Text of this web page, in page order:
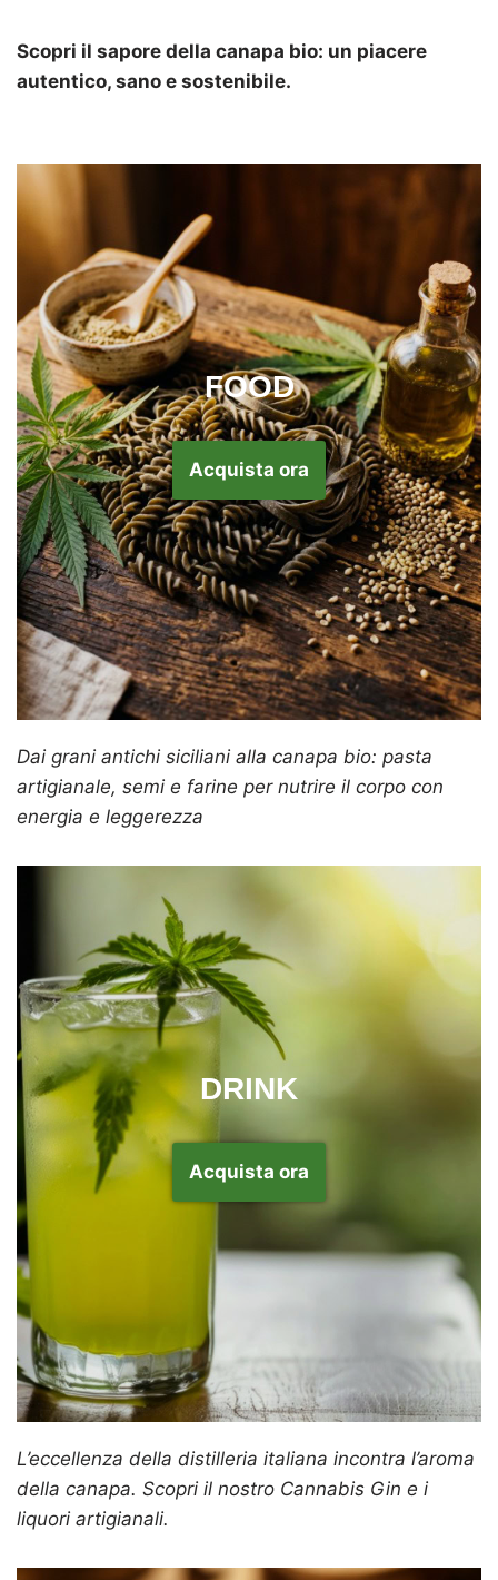
Scopri il sapore della canapa bio: un piacere
autentico, sano e sostenibile.
FOOD
Acquista ora
Dai grani antichi siciliani alla canapa bio: pasta
artigianale, semi e farine per nutrire il corpo con
energia e leggerezza
DRINK
Acquista ora
L’eccellenza della distilleria italiana incontra l’aroma
della canapa. Scopri il nostro Cannabis Gin e i
liquori artigianali.